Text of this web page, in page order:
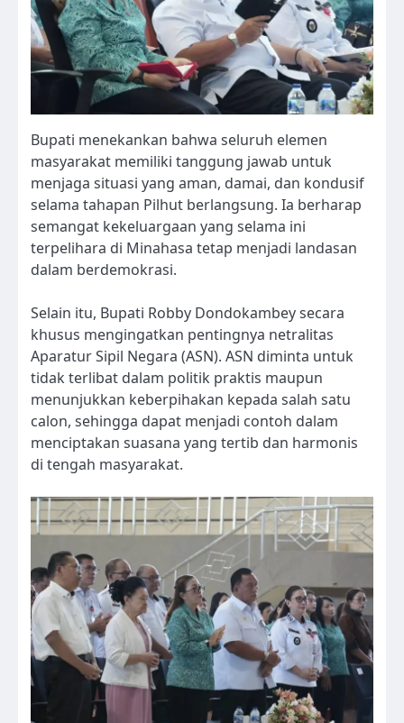
Bupati menekankan bahwa seluruh elemen
masyarakat memiliki tanggung jawab untuk
menjaga situasi yang aman, damai, dan kondusif
selama tahapan Pilhut berlangsung. Ia berharap
semangat kekeluargaan yang selama ini
terpelihara di Minahasa tetap menjadi landasan
dalam berdemokrasi.
Selain itu, Bupati Robby Dondokambey secara
khusus mengingatkan pentingnya netralitas
Aparatur Sipil Negara (ASN). ASN diminta untuk
tidak terlibat dalam politik praktis maupun
menunjukkan keberpihakan kepada salah satu
calon, sehingga dapat menjadi contoh dalam
menciptakan suasana yang tertib dan harmonis
di tengah masyarakat.